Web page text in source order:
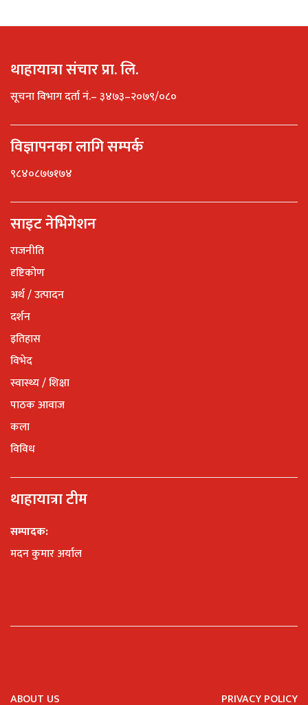
थाहायात्रा संचार प्रा. लि.
सूचना विभाग दर्ता नं.– ३४७३–२०७९/०८०
विज्ञापनका लागि सम्पर्क
९८४०८७७१७४
साइट नेभिगेशन
राजनीति
दृष्टिकोण
अर्थ / उत्पादन
दर्शन
इतिहास
विभेद
स्वास्थ्य / शिक्षा
पाठक आवाज
कला
विविध
थाहायात्रा टीम
सम्पादक:
मदन कुमार अर्याल
ABOUT US PRIVACY POLICY